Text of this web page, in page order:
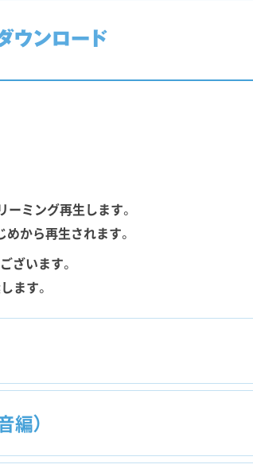
ミング再生します。
から再生されます。
ざいます。
ます。
編）